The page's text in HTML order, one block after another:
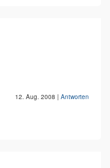
12. Aug. 2008 | Antworten